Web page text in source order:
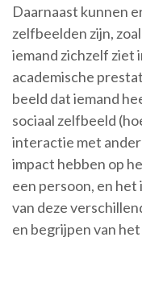
Daarnaast kunnen
zelfbeelden zijn,
iemand zichzelf ziet
academische
beeld dat iemand
sociaal zelfbeeld
interactie met
impact hebben op
een persoon, en
van deze
en begrijpen van